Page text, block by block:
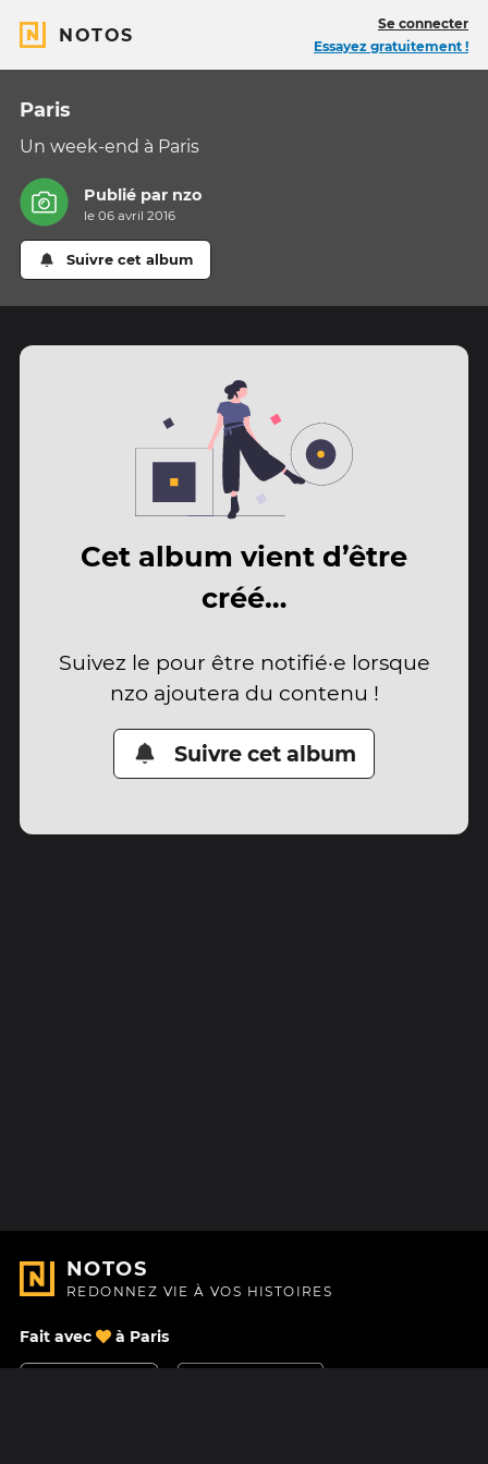
NOTOS
Se connecter
Essayez gratuitement !
Paris
Un week-end à Paris
Publié par nzo
le 06 avril 2016
Suivre cet album
Cet album vient d’être
créé…
Suivez le pour être notifié·e lorsque
nzo ajoutera du contenu !
Suivre cet album
NOTOS
REDONNEZ VIE À VOS HISTOIRES
Fait avec à Paris